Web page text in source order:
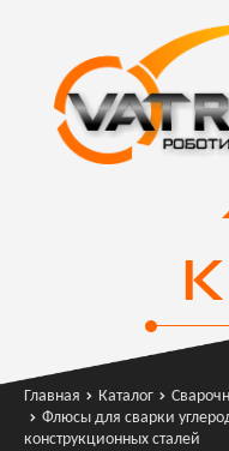
Главная Каталог
Флюсы для сварки
конструкционных сталей